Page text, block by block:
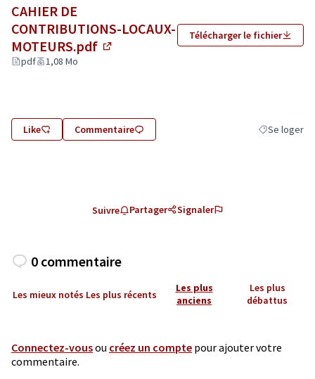
CAHIER DE
CONTRIBUTIONS-LOCAUX-
MOTEURS.pdf
pdf 1,08 Mo
Télécharger le fichier
Like Commentaire Filtrer les
Se loger
Suivre Partager Signaler
0 commentaire
Les mieux notés Les plus récents
Les plus
anciens
Les plus
débattus
Connectez-vousou créez un compte pour ajouter votre
commentaire.